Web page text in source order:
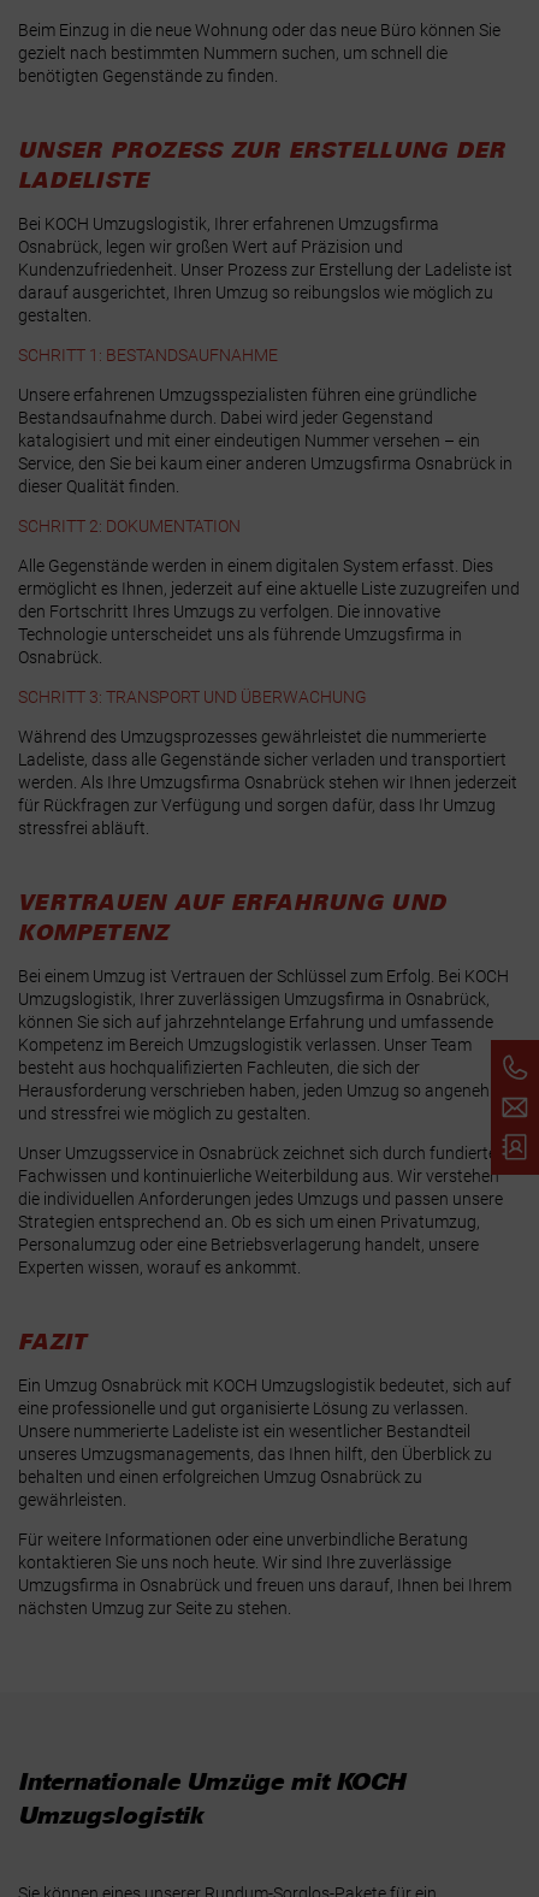
Beim Einzug in die neue Wohnung oder das neue Büro können Sie
gezielt nach bestimmten Nummern suchen, um schnell die
benötigten Gegenstände zu finden.
UNSER PROZESS ZUR ERSTELLUNG DER
LADELISTE
Bei KOCH Umzugslogistik, Ihrer erfahrenen Umzugsfirma
Osnabrück, legen wir großen Wert auf Präzision und
Kundenzufriedenheit. Unser Prozess zur Erstellung der Ladeliste ist
darauf ausgerichtet, Ihren Umzug so reibungslos wie möglich zu
gestalten.
SCHRITT 1: BESTANDSAUFNAHME
Unsere erfahrenen Umzugsspezialisten führen eine gründliche
Bestandsaufnahme durch. Dabei wird jeder Gegenstand
katalogisiert und mit einer eindeutigen Nummer versehen – ein
Service, den Sie bei kaum einer anderen Umzugsfirma Osnabrück in
dieser Qualität finden.
SCHRITT 2: DOKUMENTATION
Alle Gegenstände werden in einem digitalen System erfasst. Dies
ermöglicht es Ihnen, jederzeit auf eine aktuelle Liste zuzugreifen und
den Fortschritt Ihres Umzugs zu verfolgen. Die innovative
Technologie unterscheidet uns als führende Umzugsfirma in
Osnabrück.
SCHRITT 3: TRANSPORT UND ÜBERWACHUNG
Während des Umzugsprozesses gewährleistet die nummerierte
Ladeliste, dass alle Gegenstände sicher verladen und transportiert
werden. Als Ihre Umzugsfirma Osnabrück stehen wir Ihnen jederzeit
für Rückfragen zur Verfügung und sorgen dafür, dass Ihr Umzug
stressfrei abläuft.
VERTRAUEN AUF ERFAHRUNG UND
KOMPETENZ
Bei einem Umzug ist Vertrauen der Schlüssel zum Erfolg. Bei KOCH
Umzugslogistik, Ihrer zuverlässigen Umzugsfirma in Osnabrück,
können Sie sich auf jahrzehntelange Erfahrung und umfassende
Kompetenz im Bereich Umzugslogistik verlassen. Unser Team
besteht aus hochqualifizierten Fachleuten, die sich der
Herausforderung verschrieben haben, jeden Umzug so angenehm
und stressfrei wie möglich zu gestalten.
Unser Umzugsservice in Osnabrück zeichnet sich durch fundiertes
Fachwissen und kontinuierliche Weiterbildung aus. Wir verstehen
die individuellen Anforderungen jedes Umzugs und passen unsere
Strategien entsprechend an. Ob es sich um einen Privatumzug,
Personalumzug oder eine Betriebsverlagerung handelt, unsere
Experten wissen, worauf es ankommt.
FAZIT
Ein Umzug Osnabrück mit KOCH Umzugslogistik bedeutet, sich auf
eine professionelle und gut organisierte Lösung zu verlassen.
Unsere nummerierte Ladeliste ist ein wesentlicher Bestandteil
unseres Umzugsmanagements, das Ihnen hilft, den Überblick zu
behalten und einen erfolgreichen Umzug Osnabrück zu
gewährleisten.
Für weitere Informationen oder eine unverbindliche Beratung
kontaktieren Sie uns noch heute. Wir sind Ihre zuverlässige
Umzugsfirma in Osnabrück und freuen uns darauf, Ihnen bei Ihrem
nächsten Umzug zur Seite zu stehen.
Internationale Umzüge mit KOCH
Umzugslogistik
Sie können eines unserer Rundum-Sorglos-Pakete für ein